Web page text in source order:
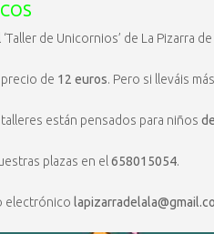
de Unicornios’ de La Pizarra
de 12 euros. Pero si lleváis
están pensados para niños
plazas en el658015054.
electrónico